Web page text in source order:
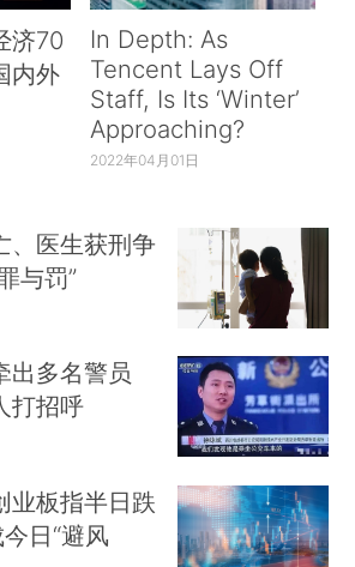
济70
内外
In Depth: As
Tencent Lays Off
Staff, Is Its ‘Winter’
Approaching?
2022年04月01日
、医生获刑争
与罚”
出多名警员
打招呼
业板指半日跌
日“避风